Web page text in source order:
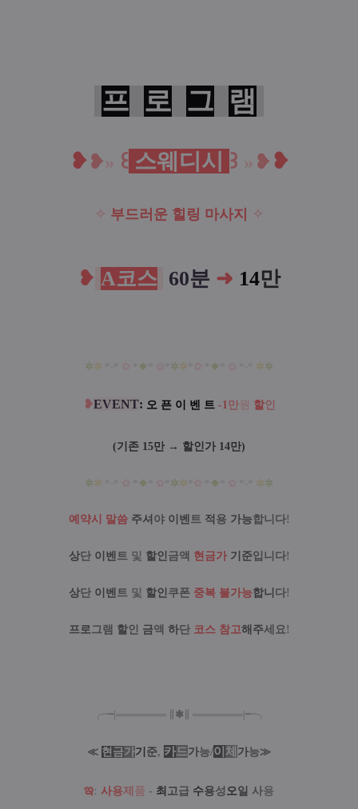
프 로 그 램
❥❥» ꒰ 스웨디시 ꒱ » ❥ ❥
✧ 부드러운 힐링 마사지 ✧
❥ A코스 60분 ➜ 14만
✲✲ ❖ ✲✲ ❖ ✲✲
❥EVENT: 오 픈 이 벤 트 -1만원 할인
(기존 15만 → 할인가 14만)
✲✲ ❖ ✲✲ ❖ ✲✲
예약시 말씀 주셔 야 이벤트 적 용 가능합니다!
상단 이벤트 및 할인금액 현금가 기준입니다!
상단 이벤트 및 할인쿠폰 중복 불가능합니 다!
프로그램 할인 금액 하단 코스 참고해주세요!
╭╼|═══════ ✱ ═══════|╾╮
≪ 현 금가기 준, 카드 가능/이 체 가능≫
ఇ: 사용제 품 - 최 고급 수용성오일 사용